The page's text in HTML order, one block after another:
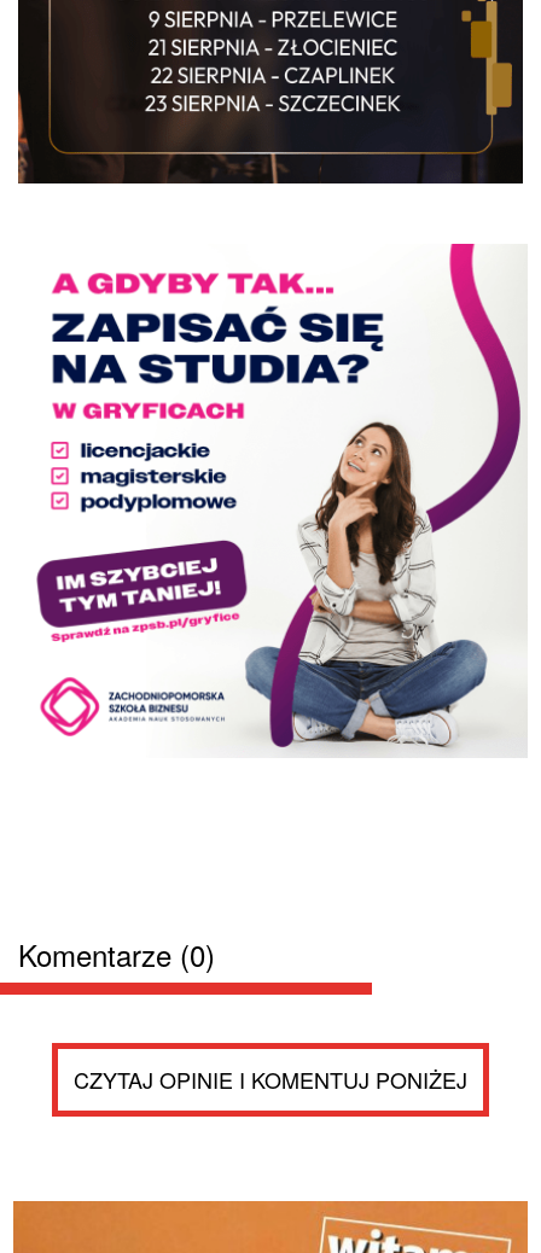
Komentarze (0)
CZYTAJ OPINIE I KOMENTUJ PONIŻEJ